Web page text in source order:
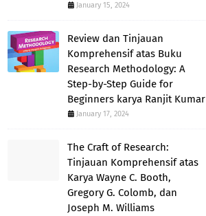
January 15, 2024
Review dan Tinjauan
Komprehensif atas Buku
Research Methodology: A
Step-by-Step Guide for
Beginners karya Ranjit Kumar
January 17, 2024
The Craft of Research:
Tinjauan Komprehensif atas
Karya Wayne C. Booth,
Gregory G. Colomb, dan
Joseph M. Williams